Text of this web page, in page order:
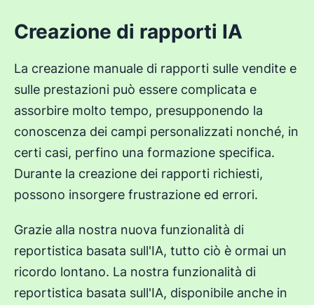
Creazione di rapporti IA
La creazione manuale di rapporti sulle vendite e
sulle prestazioni può essere complicata e
assorbire molto tempo, presupponendo la
conoscenza dei campi personalizzati nonché, in
certi casi, perfino una formazione specifica.
Durante la creazione dei rapporti richiesti,
possono insorgere frustrazione ed errori.
Grazie alla nostra nuova funzionalità di
reportistica basata sull'IA, tutto ciò è ormai un
ricordo lontano. La nostra funzionalità di
reportistica basata sull'IA, disponibile anche in